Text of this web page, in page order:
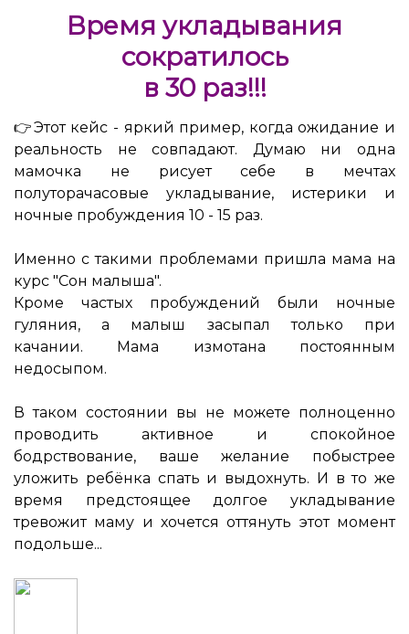
Время укладывания
сократилось
в 30 раз!!!
👉Этот кейс - яркий пример, когда ожидание и
реальность не совпадают. Думаю ни одна
мамочка не рисует себе в мечтах
полуторачасовые укладывание, истерики и
ночные пробуждения 10 - 15 раз.
Именно с такими проблемами пришла мама на
курс "Сон малыша".
Кроме частых пробуждений были ночные
гуляния, а малыш засыпал только при
качании. Мама измотана постоянным
недосыпом.
В таком состоянии вы не можете полноценно
проводить активное и спокойное
бодрствование, ваше желание побыстрее
уложить ребёнка спать и выдохнуть. И в то же
время предстоящее долгое укладывание
тревожит маму и хочется оттянуть этот момент
подольше...